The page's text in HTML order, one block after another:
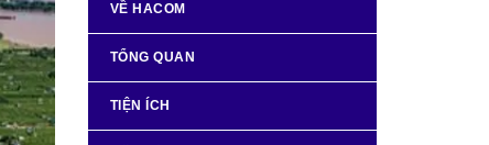
VỀ HACOM
TỔNG QUAN
TIỆN ÍCH